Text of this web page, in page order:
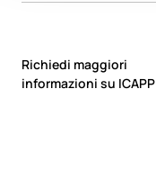
Richiedi maggiori
informazioni su ICAPP